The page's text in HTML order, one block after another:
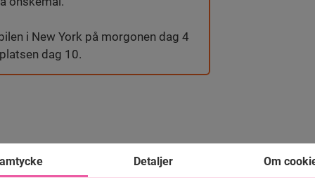
i New York på morgonen dag 4
dag 10.
Detaljer Om